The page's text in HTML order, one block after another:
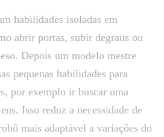
habilidades isoladas em
abrir portas, subir degraus ou
Depois um modelo mestre
pequenas habilidades para
por exemplo ir buscar uma
Isso reduz a necessidade de
mais adaptável a variações do